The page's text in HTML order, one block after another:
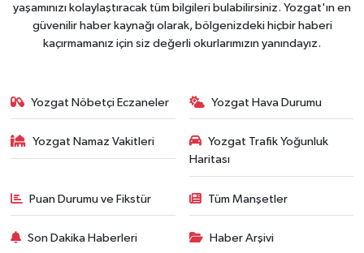
yaşamınızı kolaylaştıracak tüm bilgileri bulabilirsiniz. Yozgat'ın en
güvenilir haber kaynağı olarak, bölgenizdeki hiçbir haberi
kaçırmamanız için siz değerli okurlarımızın yanındayız.
Yozgat Nöbetçi Eczaneler Yozgat Hava Durumu
Yozgat Namaz Vakitleri
Yozgat Trafik Yoğunluk
Haritası
Puan Durumu ve Fikstür Tüm Manşetler
Son Dakika Haberleri Haber Arşivi